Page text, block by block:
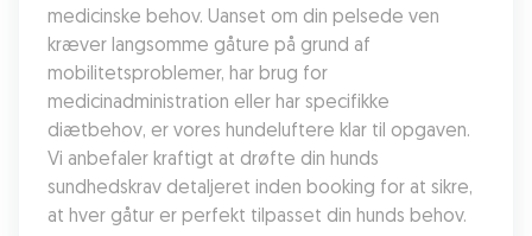
medicinske behov. Uanset om din pelsede ven
kræver langsomme gåture på grund af
mobilitetsproblemer, har brug for
medicinadministration eller har specifikke
diætbehov, er vores hundeluftere klar til opgaven.
Vi anbefaler kraftigt at drøfte din hunds
sundhedskrav detaljeret inden booking for at sikre,
at hver gåtur er perfekt tilpasset din hunds behov.